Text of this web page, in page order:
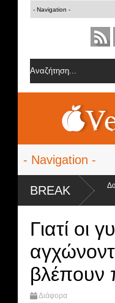
BREAK
από την ομάδα της Σοφίας
Γιατί οι
βλέπουν
Διάφορα